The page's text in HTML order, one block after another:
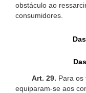
obstáculo ao
consumidores.
Art. 29. Para os
equiparam-se aos